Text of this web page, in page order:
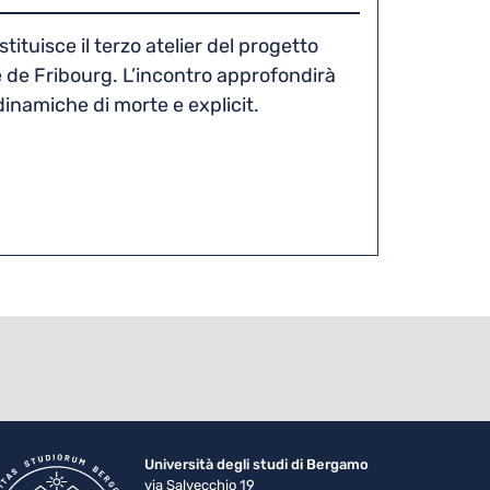
il terzo atelier del progetto
Fribourg. L’incontro approfondirà
di morte e explicit.
Università degli studi di Bergamo
via Salvecchio 19